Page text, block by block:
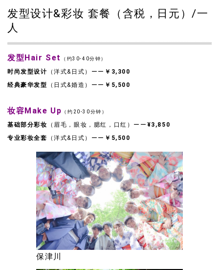
发型设计&彩妆 套餐（含税，日元）/一
人
发型Hair Set （约30-40分钟）
时尚发型设计 （洋式&日式）ーー ￥3,300
经典豪华发型
（日式&婚造）ーー ￥5,500
妆容Make Up （约20-30分钟）
基础部分彩妆 （眉毛，眼妆，腮红，口红）ーー ¥3,850
专业彩妆全套
（洋式&日式）ーー ￥5,500
保津川